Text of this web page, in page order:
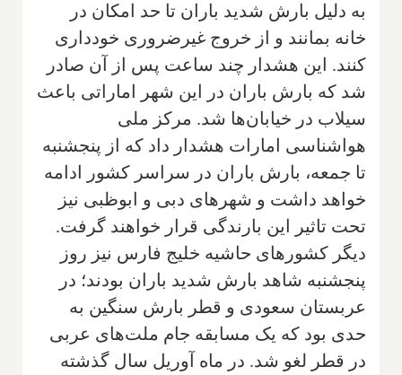
به دلیل بارش شدید باران تا حد امکان در
خانه بمانند و از خروج غیرضروری خودداری
کنند. این هشدار چند ساعت پس از آن صادر
شد که بارش باران در این شهر اماراتی باعث
سیلاب در خیابان‌ها شد. مرکز ملی
هواشناسی امارات هشدار داد که از پنجشنبه
تا جمعه، بارش باران در سراسر کشور ادامه
خواهد داشت و شهرهای دبی و ابوظبی نیز
تحت تاثیر این بارندگی قرار خواهند گرفت.
دیگر کشورهای حاشیه خلیج فارس نیز روز
پنجشنبه شاهد بارش شدید باران بودند؛ در
عربستان سعودی و قطر بارش سنگین به
حدی بود که یک مسابقه جام ملت‌های عربی
در قطر لغو شد. در ماه آوریل سال گذشته